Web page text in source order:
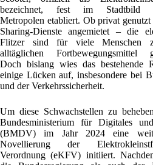
bezeichnet, fest im Stadtbild
Metropolen etabliert. Ob privat genutzt
Sharing-Dienste angemietet – die
Flitzer sind für viele Menschen
alltäglichen Fortbewegungsmittel
Doch bislang wies das bestehende
einige Lücken auf, insbesondere bei
und der Verkehrssicherheit.
Um diese Schwachstellen zu
Bundesministerium für Digitales
(BMDV) im Jahr 2024 eine
Novellierung der
Verordnung (eKFV) initiiert.